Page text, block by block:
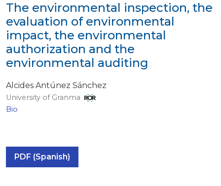
The environmental inspection, the
evaluation of environmental
impact, the environmental
authorization and the
environmental auditing
Alcides Antúnez Sánchez
University of Granma
Bio
PDF (Spanish)